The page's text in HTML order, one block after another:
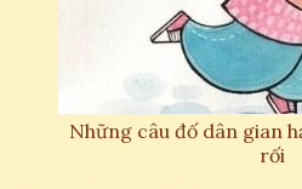
Những câu đố dân gian
rối